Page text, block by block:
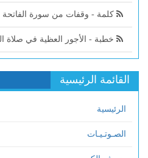
كلمة - وقفات من سورة الفاتحة
خطبة - الأجور العظية في صلاة
القائمة الرئيسية
الرئيسية
الصـوتـيـات